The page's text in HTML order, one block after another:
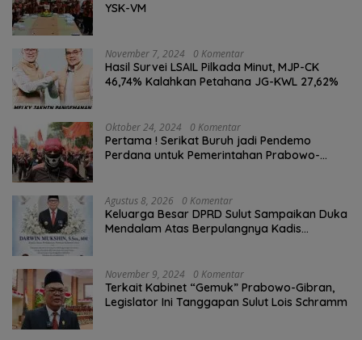
YSK-VM
November 7, 2024 0 Komentar
Hasil Survei LSAIL Pilkada Minut, MJP-CK
46,74% Kalahkan Petahana JG-KWL 27,62%
Oktober 24, 2024 0 Komentar
Pertama ! Serikat Buruh jadi Pendemo
Perdana untuk Pemerintahan Prabowo-
Agustus 8, 2026 0 Komentar
Keluarga Besar DPRD Sulut Sampaikan Duka
Mendalam Atas Berpulangnya Kadis
November 9, 2024 0 Komentar
Terkait Kabinet “Gemuk” Prabowo-Gibran,
Legislator Ini Tanggapan Sulut Lois Schramm